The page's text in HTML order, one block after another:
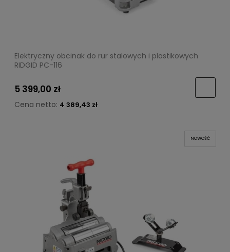
Elektryczny obcinak do rur stalowych i plastikowych
RIDGID PC-116
5 399,00 zł
Cena netto: 4 389,43 zł
NOWOŚĆ